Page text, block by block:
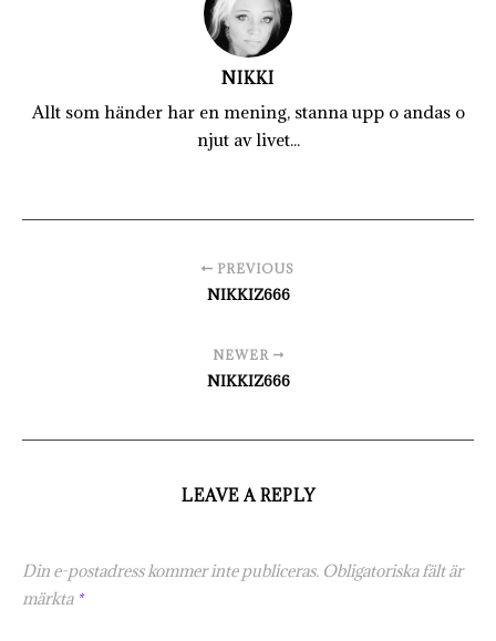
NIKKI
Allt som händer har en mening, stanna upp o andas o
njut av livet...
PREVIOUS
NIKKIZ666
NEWER
NIKKIZ666
LEAVE A REPLY
Din e-postadress kommer inte publiceras. Obligatoriska fält är
märkta *